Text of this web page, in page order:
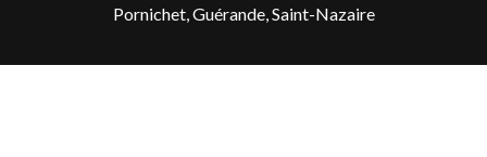
Pornichet,Guérande,Saint-Nazaire